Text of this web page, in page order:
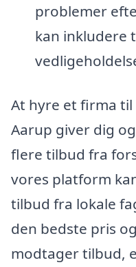
problemer
kan inkludere
At hyre et firma
Aarup giver dig
flere tilbud fra
vores platform
tilbud fra lokale
den bedste pris
modtager tilbud,